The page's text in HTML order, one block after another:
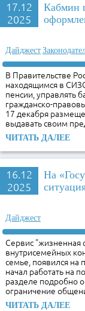
17.12
2025
Кабмин
Дайджест
В Правительстве
находящимся в
пенсии, управлять
гражданско-
17 декабря
выдавать своим
ЧИТАТЬ ДАЛЕЕ
16.12
2025
На
Дайджест
Cервис "жизненная
внутрисемейных
семье, появился на
начал работать на
разделе подробно
ограничение
ЧИТАТЬ ДАЛЕЕ